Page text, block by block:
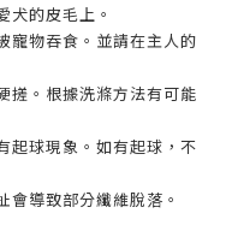
犬的皮毛上。
寵物吞食。並請在主人的
搓。根據洗滌方法有可能
起球現象。如有起球，不
會導致部分纖維脫落。